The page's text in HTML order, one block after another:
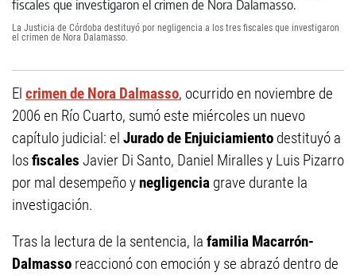
La Justicia de Córdoba destituyó por negligencia a los tres fiscales que investigaron
el crimen de Nora Dalamasso.
El crimen de Nora Dalmasso, ocurrido en noviembre de
2006 en Río Cuarto, sumó este miércoles un nuevo
capítulo judicial: el Jurado de Enjuiciamiento destituyó a
losfiscales Javier Di Santo, Daniel Miralles y Luis Pizarro
por mal desempeño ynegligencia grave durante la
investigación.
Tras la lectura de la sentencia, la familia Macarrón-
Dalmasso reaccionó con emoción y se abrazó dentro de